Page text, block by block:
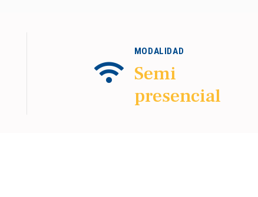
MODALIDAD
Semi
presencial